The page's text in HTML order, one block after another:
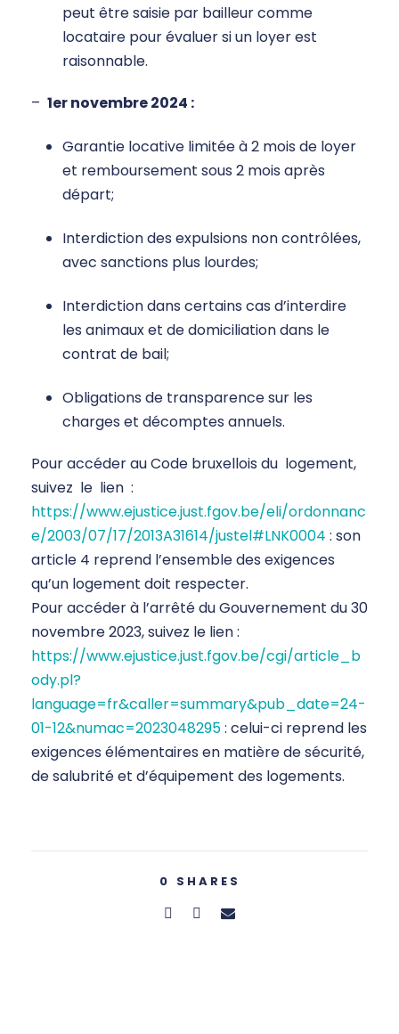
peut être saisie par bailleur comme
locataire pour évaluer si un loyer est
raisonnable.
– 1er novembre 2024 :
Garantie locative limitée à 2 mois de loyer
et remboursement sous 2 mois après
départ;
Interdiction des expulsions non contrôlées,
avec sanctions plus lourdes;
Interdiction dans certains cas d’interdire
les animaux et de domiciliation dans le
contrat de bail;
Obligations de transparence sur les
charges et décomptes annuels.
Pour accéder au Code bruxellois du logement,
suivez le lien :
https://www.ejustice.just.fgov.be/eli/ordonnanc
e/2003/07/17/2013A31614/justel#LNK0004 : son
article 4 reprend l’ensemble des exigences
qu’un logement doit respecter.
Pour accéder à l’arrêté du Gouvernement du 30
novembre 2023, suivez le lien :
https://www.ejustice.just.fgov.be/cgi/article_b
ody.pl?
language=fr&caller=summary&pub_date=24-
01-12&numac=2023048295: celui-ci reprend les
exigences élémentaires en matière de sécurité,
de salubrité et d’équipement des logements.
0 SHARES